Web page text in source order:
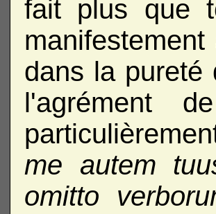
fait plus que
dans la pureté
l'agrément
me
autem
omitto